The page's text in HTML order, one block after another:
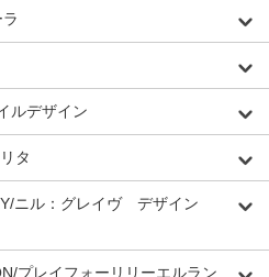
ルデザイン
タ
ニル：グレイヴ デザイン
プレイフォーリリーエルラン